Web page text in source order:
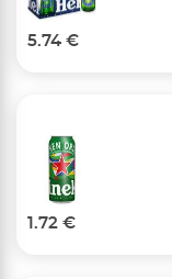
5.74 €
1.72 €